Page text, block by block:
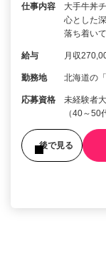
仕事内容
大手牛丼
心とした
落ち着い
給与 月収
勤務地 北海道の
応募資格
未経験者
（40～
後で見る